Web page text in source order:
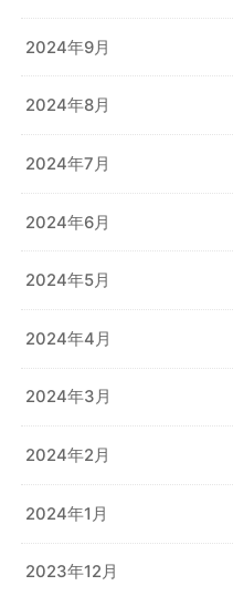
2024年9月
2024年8月
2024年7月
2024年6月
2024年5月
2024年4月
2024年3月
2024年2月
2024年1月
2023年12月